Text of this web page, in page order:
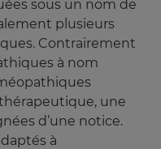
sous un nom de
plusieurs
Contrairement
à nom
une
d’une notice.
à